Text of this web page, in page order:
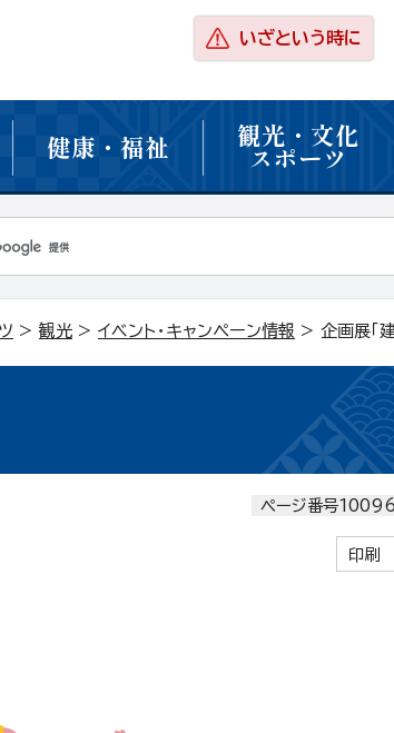
いざという時に
健康・福祉 観光・文化
スポーツ
> 観光 > イベント・キャンペーン情報 > 企画展「
ページ番号
印刷